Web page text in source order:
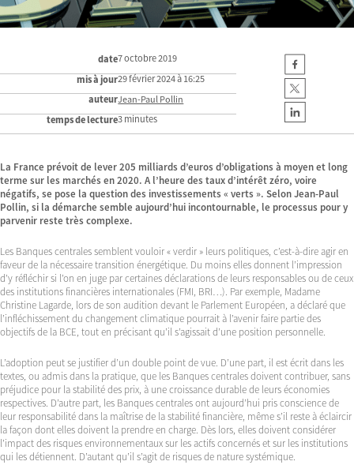
date7 octobre 2019
mis à jour29 février 2024 à 16:25
auteurJean-Paul Pollin
temps de lecture3 minutes
La France prévoit de lever 205 milliards d’euros d’obligations à moyen et long
terme sur les marchés en 2020. A l’heure des taux d’intérêt zéro, voire
négatifs, se pose la question des investissements « verts ». Selon Jean-Paul
Pollin, si la démarche semble aujourd’hui incontournable, le processus pour y
parvenir reste très complexe.
Les Banques centrales semblent vouloir « verdir » leurs politiques, c’est-à-dire agir en
faveur de la nécessaire transition énergétique. Du moins elles donnent l’impression
d’y réfléchir si l’on en juge par certaines déclarations de leurs responsables ou de ceux
des institutions financières internationales (FMI, BRI…). Par exemple, Madame
Christine Lagarde, lors de son audition devant le Parlement Européen, a déclaré que
l’infléchissement du changement climatique pourrait à l’avenir faire partie des
objectifs de la BCE, tout en précisant qu’il s’agissait d’une position personnelle.
L’adoption peut se justifier d’un double point de vue. D’une part, il est écrit dans les
textes, ou admis dans la pratique, que les Banques centrales doivent contribuer, sans
préjudice pour la stabilité des prix, à une croissance durable de leurs économies
respectives. D’autre part, les Banques centrales ont aujourd’hui pris conscience de
leur responsabilité dans la maîtrise de la stabilité financière, même s’il reste à éclaircir
la façon dont elles doivent la prendre en charge. Dès lors, elles doivent considérer
l’impact des risques environnementaux sur les actifs concernés et sur les institutions
qui les détiennent. D’autant qu’il s’agit de risques de nature systémique.